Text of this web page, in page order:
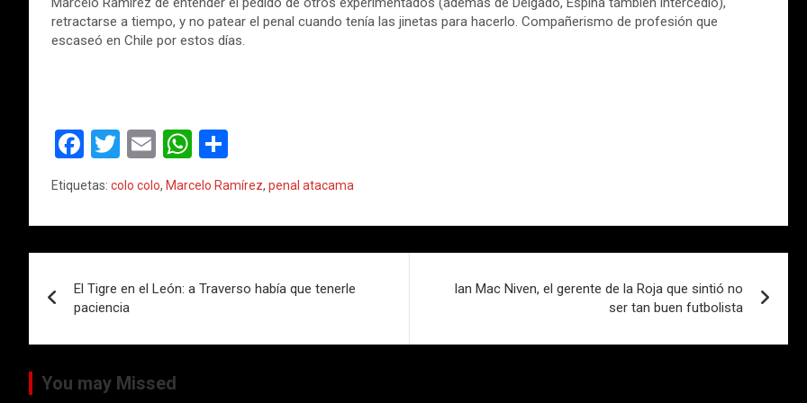
retractarse a tiempo, y no patear el penal cuando tenía las jinetas para hacerlo. Compañerismo de profesión que
escaseó en Chile por estos días.
F
a
ce
b
o
o
k
T
wi
tt
er
E
m
ail
W
h
at
s
A
p
o
m
p
ar
tir
Etiquetas: colo colo, Marcelo Ramírez, penal atacama
de
entradas
El Tigre en el León: a Traverso había que tenerle
paciencia
Ian Mac Niven, el gerente de la Roja que sintió no
ser tan buen futbolista
You may Missed